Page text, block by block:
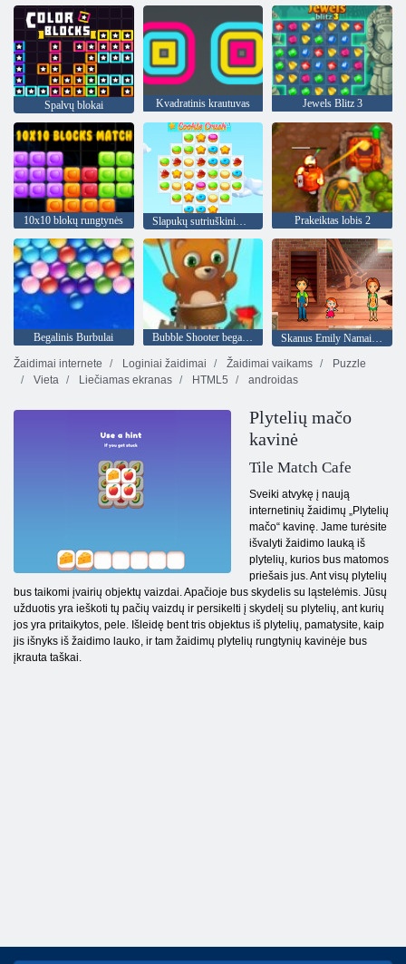
Spalvų blokai Kvadratinis krautuvas Jewels Blitz 3
10x10 blokų rungtynės Slapukų sutriuškinimas 3 Prakeiktas lobis 2
Begalinis Burbulai Bubble Shooter begalinis
Skanus Emily Namai namučiai
Žaidimai internete
Loginiai žaidimai Žaidimai vaikams
Puzzle
Vieta
Liečiamas ekranas HTML5 androidas
Plytelių mačo
kavinė
Tile Match Cafe
Sveiki atvykę į naują
internetinių žaidimų „Plytelių
mačo“ kavinę. Jame turėsite
išvalyti žaidimo lauką iš
plytelių, kurios bus matomos
priešais jus. Ant visų plytelių
bus taikomi įvairių objektų vaizdai. Apačioje bus skydelis su ląstelėmis. Jūsų
užduotis yra ieškoti tų pačių vaizdų ir persikelti į skydelį su plytelių, ant kurių
jos yra pritaikytos, pele. Išleidę bent tris objektus iš plytelių, pamatysite, kaip
jis išnyks iš žaidimo lauko, ir tam žaidimų plytelių rungtynių kavinėje bus
įkrauta taškai.